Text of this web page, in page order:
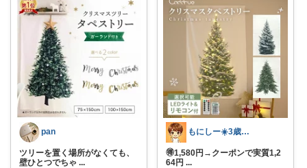
pan
ツリーを置く場所がなくても、
壁ひとつでちゃ ...
もにしー☀️3歳娘と0歳息子のパパ🧡
🉐1,580円→クーポンで実質1,2
64円 ...